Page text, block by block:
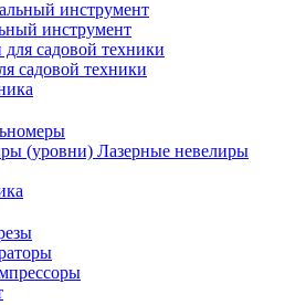
инструмент
садовой техники
Лазерные невелиры